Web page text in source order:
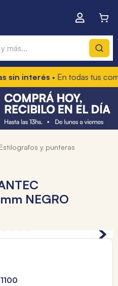
sin interés• En todas tus
estilografos y punteras
NEGRO
1100